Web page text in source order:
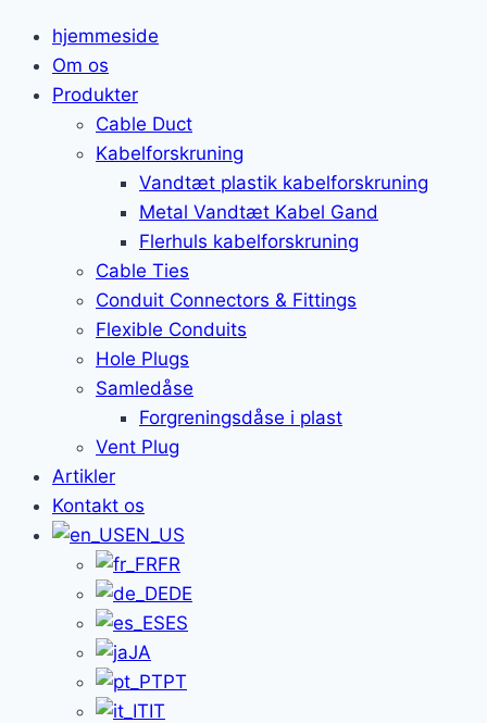
hjemmeside
Om os
Produkter
Cable Duct
Kabelforskruning
Vandtæt plastik kabelforskruning
Metal Vandtæt Kabel Gand
Flerhuls kabelforskruning
Cable Ties
Conduit Connectors & Fittings
Flexible Conduits
Hole Plugs
Samledåse
Forgreningsdåse i plast
Vent Plug
Artikler
Kontakt os
EN_US
FR
DE
ES
JA
PT
IT